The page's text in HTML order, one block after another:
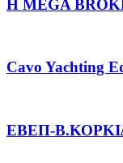
Η MEGA
Cavo Yachting
EΒΕΠ-